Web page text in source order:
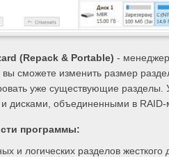
(Repack & Portable) -
сможете изменить размер
уже существующие разделы.
дисками, объединенными в RAID-
программы:
и логических разделов жесткого